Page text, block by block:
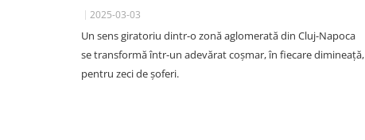
2025-03-03
Un sens giratoriu dintr-o zonă aglomerată din Cluj-Napoca
se transformă într-un adevărat coșmar, în fiecare dimineață,
pentru zeci de șoferi.